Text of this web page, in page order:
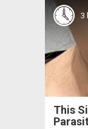
3
This